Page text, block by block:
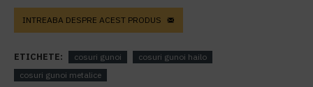
INTREABA DESPRE ACEST PRODUS
ETICHETE: cosuri gunoi
cosuri gunoi hailo
cosuri gunoi metalice